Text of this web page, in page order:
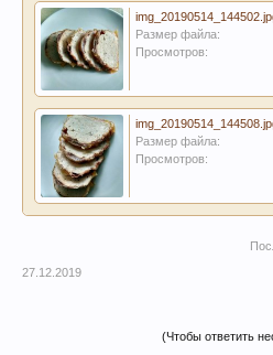
Размер файла:
Просмотров:
Размер файла:
Просмотров:
27.12.2019
(Чтобы ответить